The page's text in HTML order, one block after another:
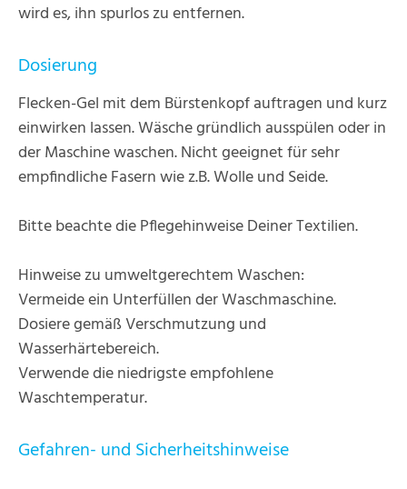
wird es, ihn spurlos zu entfernen.
Dosierung
Flecken-Gel mit dem Bürstenkopf auftragen und kurz
einwirken lassen. Wäsche gründlich ausspülen oder in
der Maschine waschen. Nicht geeignet für sehr
empfindliche Fasern wie z.B. Wolle und Seide.
Bitte beachte die Pflegehinweise Deiner Textilien.
Hinweise zu umweltgerechtem Waschen:
Vermeide ein Unterfüllen der Waschmaschine.
Dosiere gemäß Verschmutzung und
Wasserhärtebereich.
Verwende die niedrigste empfohlene
Waschtemperatur.
Gefahren- und Sicherheitshinweise